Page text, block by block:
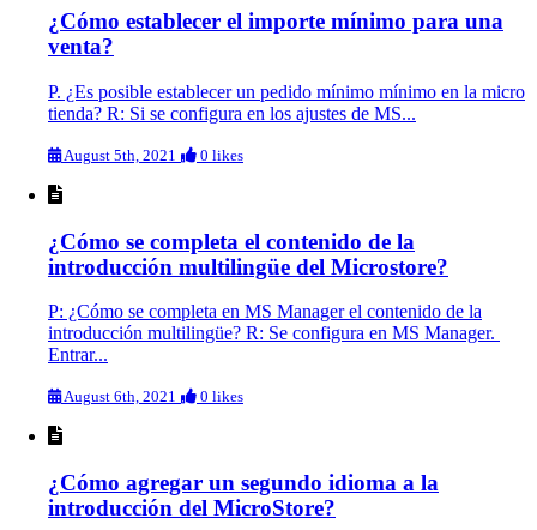
¿Cómo establecer el importe mínimo para una
venta?
P. ¿Es posible establecer un pedido mínimo mínimo en la micro
tienda? R: Si se configura en los ajustes de MS...
August 5th, 2021 0 likes
¿Cómo se completa el contenido de la
introducción multilingüe del Microstore?
P: ¿Cómo se completa en MS Manager el contenido de la
introducción multilingüe? R: Se configura en MS Manager.
Entrar...
August 6th, 2021 0 likes
¿Cómo agregar un segundo idioma a la
introducción del MicroStore?